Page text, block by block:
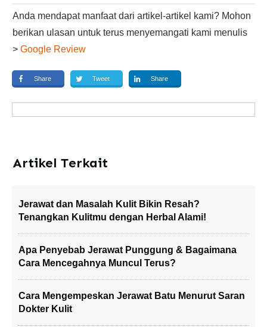
Anda mendapat manfaat dari artikel-artikel kami? Mohon
berikan ulasan untuk terus menyemangati kami menulis
> Google Review
Share Tweet Share
Artikel Terkait
Jerawat dan Masalah Kulit Bikin Resah?
Tenangkan Kulitmu dengan Herbal Alami!
Apa Penyebab Jerawat Punggung & Bagaimana
Cara Mencegahnya Muncul Terus?
Cara Mengempeskan Jerawat Batu Menurut Saran
Dokter Kulit